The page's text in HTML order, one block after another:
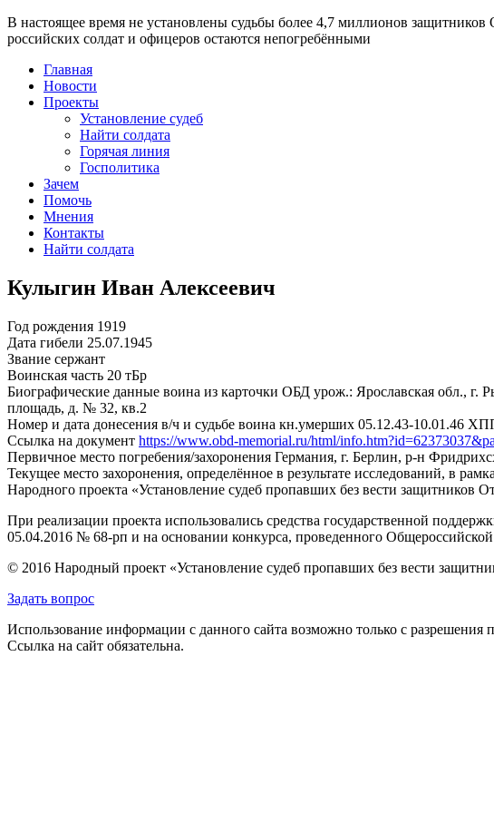
В настоящее время не установлены судьбы более 4,7 миллионов защитников
российских солдат и офицеров остаются непогребёнными
Главная
Новости
Проекты
Установление судеб
Найти солдата
Горячая линия
Госполитика
Зачем
Помочь
Мнения
Контакты
Найти солдата
Кулыгин Иван Алексеевич
Год рождения 1919
Дата гибели 25.07.1945
Звание сержант
Воинская часть 20 тБр
Биографические данные воина из карточки ОБД урож.: Ярославская обл., г.
площадь, д. № 32, кв.2
Номер и дата донесения в/ч и судьбе воина кн.умерших 05.12.43-10.01.46
Ссылка на документ https://www.obd-memorial.ru/html/
Первичное место погребения/захоронения Германия, г. Берлин, р-н
Текущее место захоронения, определённое в результате исследований, в
Народного проекта «Установление судеб пропавших без вести защитников
При реализации проекта использовались средства государственной
05.04.2016 № 68-рп и на основании конкурса, проведенного
© 2016 Народный проект «Установление судеб пропавших без вести
Задать вопрос
Использование информации с данного сайта возможно только с разрешения
Ссылка на сайт обязательна.